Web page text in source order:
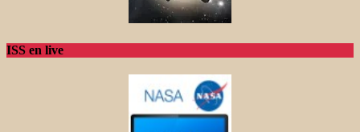
ISS en live